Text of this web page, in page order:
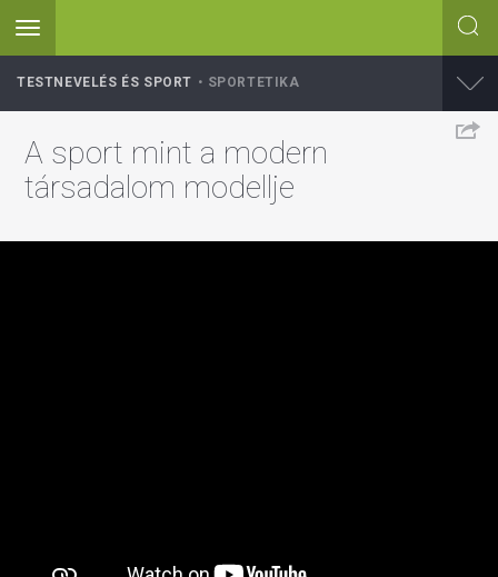
tartalomra
Toggle
navigation
A sport mint a modern
társadalom modellje
TESTNEVELÉS ÉS SPORT SPORTETIKA